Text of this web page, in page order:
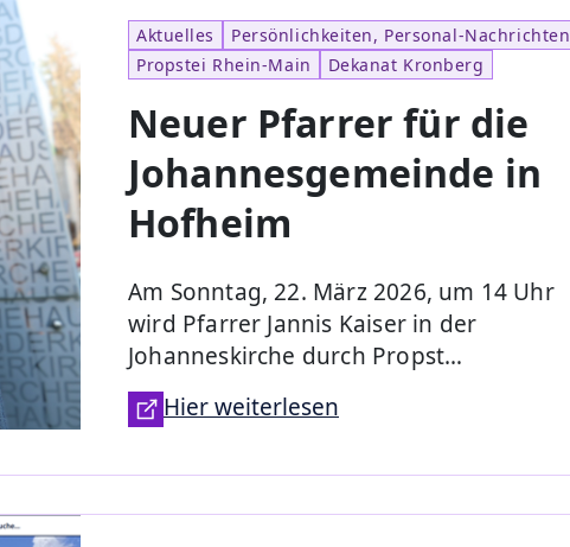
Aktuelles
Persönlichkeiten, Personal-Nachrichten
Propstei Rhein-Main
Dekanat Kronberg
Neuer Pfarrer für die
Johannesgemeinde in
Hofheim
Am Sonntag, 22. März 2026, um 14 Uhr
wird Pfarrer Jannis Kaiser in der
Johanneskirche durch Propst…
Hier weiterlesen